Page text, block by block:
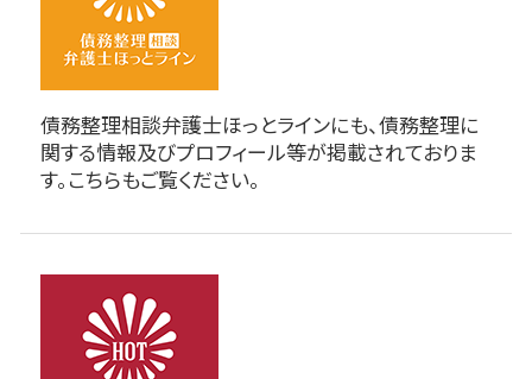
債務整理相談弁護士ほっとラインにも、債務整理に
関する情報及びプロフィール等が掲載されておりま
す。こちらもご覧ください。